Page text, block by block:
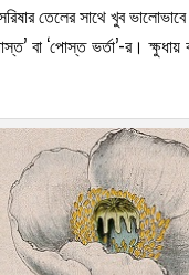
তেলের সাথে খুব
বা ‘পোস্ত ভর্তা’-র।